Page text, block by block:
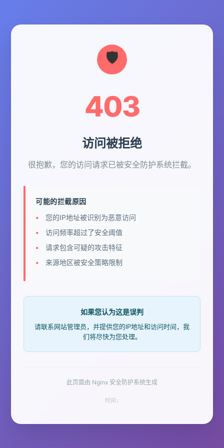
403
访问被拒绝
很抱歉，您的访问请求已被安全防护系统拦截。
可能的拦截原因
您的IP地址被识别为恶意访问
访问频率超过了安全阈值
请求包含可疑的攻击特征
来源地区被安全策略限制
如果您认为这是误判
请联系网站管理员，并提供您的IP地址和访问时间，我
们将尽快为您处理。
此页面由 Nginx 安全防护系统生成
时间: